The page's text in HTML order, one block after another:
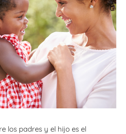
los padres y el hijo es el